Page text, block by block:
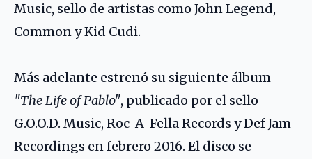
Music, sello de artistas como John Legend,
Common y Kid Cudi.
Más adelante estrenó su siguiente álbum
"The Life of Pablo", publicado por el sello
G.O.O.D. Music, Roc-A-Fella Records y Def Jam
Recordings en febrero 2016. El disco se